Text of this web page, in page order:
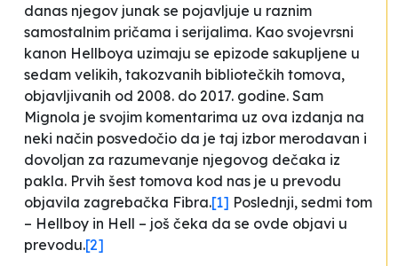
danas njegov junak se pojavljuje u raznim
samostalnim pričama i serijalima. Kao svojevrsni
kanon Hellboya uzimaju se epizode sakupljene u
sedam velikih, takozvanih bibliotečkih tomova,
objavljivanih od 2008. do 2017. godine. Sam
Mignola je svojim komentarima uz ova izdanja na
neki način posvedočio da je taj izbor merodavan i
dovoljan za razumevanje njegovog dečaka iz
pakla. Prvih šest tomova kod nas je u prevodu
objavila zagrebačka Fibra.[1] Poslednji, sedmi tom
– Hellboy in Hell – još čeka da se ovde objavi u
prevodu.[2]